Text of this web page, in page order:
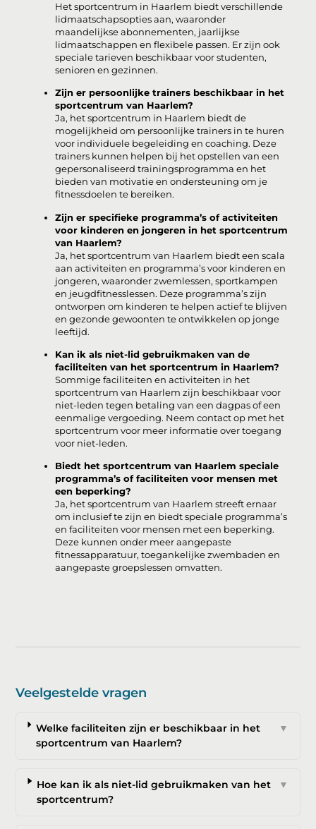
Het sportcentrum in Haarlem biedt verschillende
lidmaatschapsopties aan, waaronder
maandelijkse abonnementen, jaarlijkse
lidmaatschappen en flexibele passen. Er zijn ook
speciale tarieven beschikbaar voor studenten,
senioren en gezinnen.
Zijn er persoonlijke trainers beschikbaar in het
sportcentrum van Haarlem?
Ja, het sportcentrum in Haarlem biedt de
mogelijkheid om persoonlijke trainers in te huren
voor individuele begeleiding en coaching. Deze
trainers kunnen helpen bij het opstellen van een
gepersonaliseerd trainingsprogramma en het
bieden van motivatie en ondersteuning om je
fitnessdoelen te bereiken.
Zijn er specifieke programma’s of activiteiten
voor kinderen en jongeren in het sportcentrum
van Haarlem?
Ja, het sportcentrum van Haarlem biedt een scala
aan activiteiten en programma’s voor kinderen en
jongeren, waaronder zwemlessen, sportkampen
en jeugdfitnesslessen. Deze programma’s zijn
ontworpen om kinderen te helpen actief te blijven
en gezonde gewoonten te ontwikkelen op jonge
leeftijd.
Kan ik als niet-lid gebruikmaken van de
faciliteiten van het sportcentrum in Haarlem?
Sommige faciliteiten en activiteiten in het
sportcentrum van Haarlem zijn beschikbaar voor
niet-leden tegen betaling van een dagpas of een
eenmalige vergoeding. Neem contact op met het
sportcentrum voor meer informatie over toegang
voor niet-leden.
Biedt het sportcentrum van Haarlem speciale
programma’s of faciliteiten voor mensen met
een beperking?
Ja, het sportcentrum van Haarlem streeft ernaar
om inclusief te zijn en biedt speciale programma’s
en faciliteiten voor mensen met een beperking.
Deze kunnen onder meer aangepaste
fitnessapparatuur, toegankelijke zwembaden en
aangepaste groepslessen omvatten.
Veelgestelde vragen
Welke faciliteiten zijn er beschikbaar in het
sportcentrum van Haarlem?
▼
Hoe kan ik als niet-lid gebruikmaken van het
sportcentrum?
▼